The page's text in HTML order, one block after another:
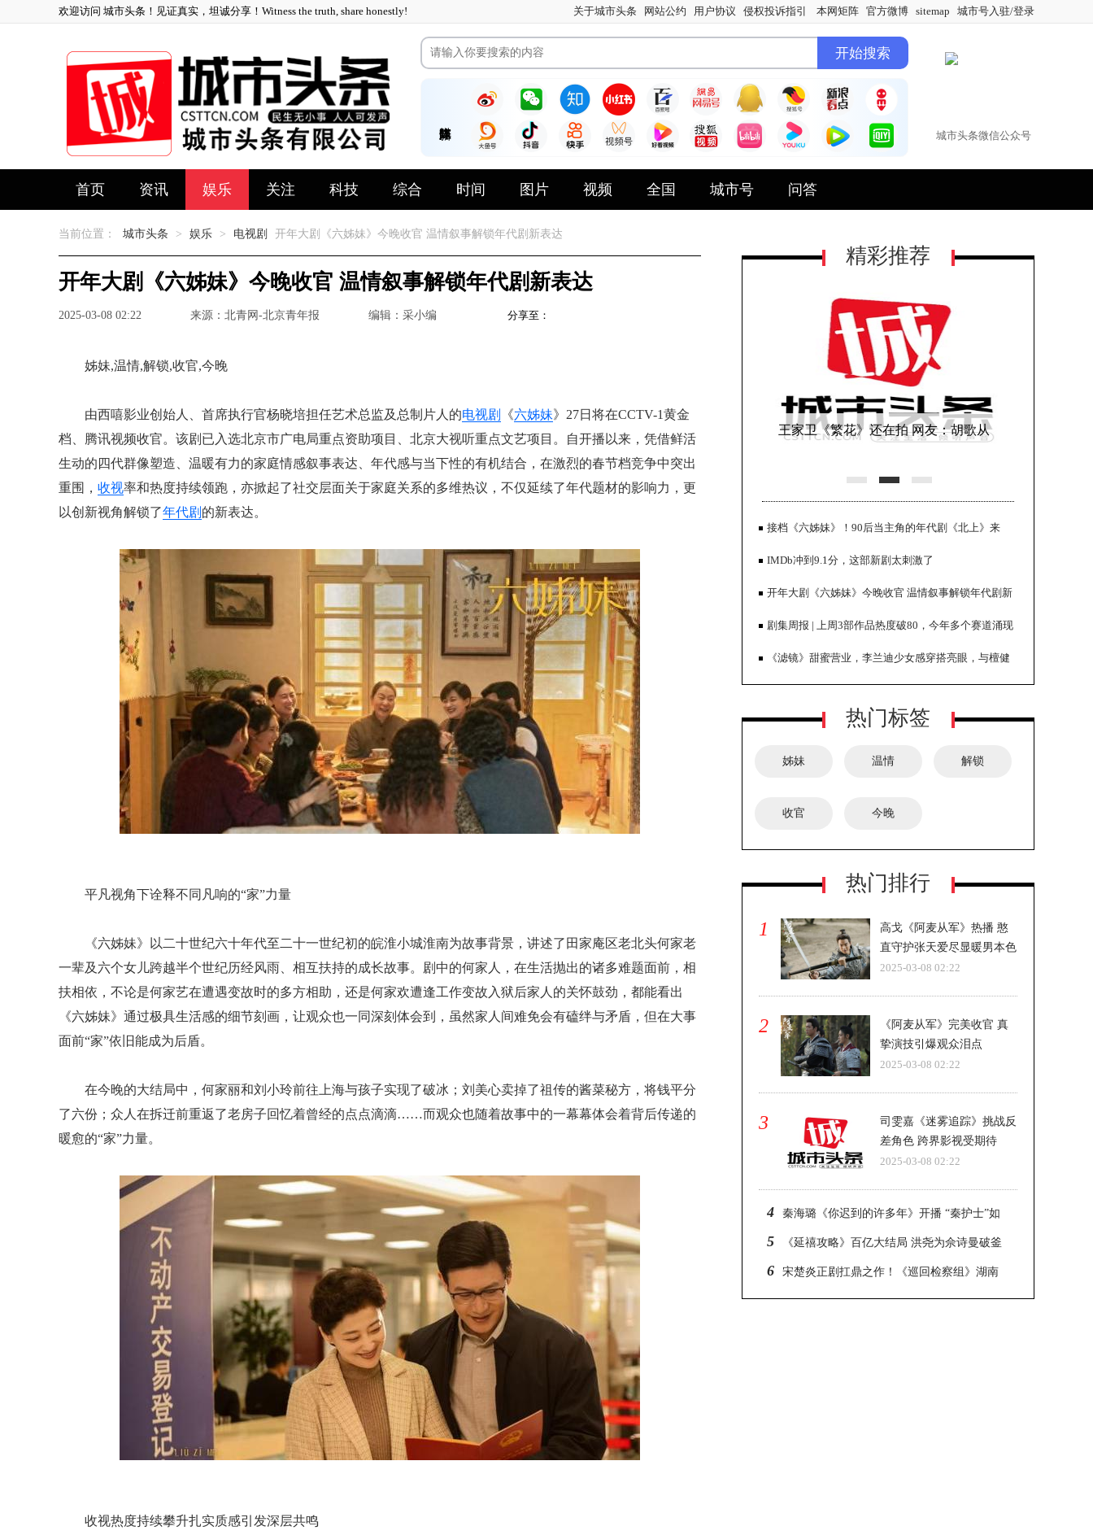
欢迎访问 城市头条！见证真实，坦诚分享！Witness the truth, share honestly! 关于城市头条 网站公约 用户协议 侵权投诉指引 本网矩阵 官方微博 sitemap 城市号入驻/登录
城市头条微信公众号
首页 资讯 娱乐 关注 科技 综合 时间 图片 视频 全国 城市号 问答
当前位置： 城市头条 > 娱乐 > 电视剧 开年大剧《六姊妹》今晚收官 温情叙事解锁年代剧新表达
开年大剧《六姊妹》今晚收官 温情叙事解锁年代剧新表达
2025-03-08 02:22 来源：北青网-北京青年报 编辑：采小编 分享至：
姊妹,温情,解锁,收官,今晚
由西嘻影业创始人、首席执行官杨晓培担任艺术总监及总制片人的电视剧 《六姊妹》27日将在CCTV-1黄金
档、腾讯视频收官。该剧已入选北京市广电局重点资助项目、北京大视听重点文艺项目。自开播以来，凭借鲜活
生动的四代群像塑造、温暖有力的家庭情感叙事表达、年代感与当下性的有机结合，在激烈的春节档竞争中突出
重围， 收视率和热度持续领跑，亦掀起了社交层面关于家庭关系的多维热议，不仅延续了年代题材的影响力，更
以创新视角解锁了年代剧 的新表达。
平凡视角下诠释不同凡响的“家”力量
《六姊妹》以二十世纪六十年代至二十一世纪初的皖淮小城淮南为故事背景，讲述了田家庵区老北头何家老
一辈及六个女儿跨越半个世纪历经风雨、相互扶持的成长故事。剧中的何家人，在生活抛出的诸多难题面前，相
扶相依，不论是何家艺在遭遇变故时的多方相助，还是何家欢遭逢工作变故入狱后家人的关怀鼓劲，都能看出
《六姊妹》通过极具生活感的细节刻画，让观众也一同深刻体会到，虽然家人间难免会有磕绊与矛盾，但在大事
面前“家”依旧能成为后盾。
在今晚的大结局中，何家丽和刘小玲前往上海与孩子实现了破冰；刘美心卖掉了祖传的酱菜秘方，将钱平分
了六份；众人在拆迁前重返了老房子回忆着曾经的点点滴滴……而观众也随着故事中的一幕幕体会着背后传递的
暖愈的“家”力量。
收视热度持续攀升扎实质感引发深层共鸣
精彩推荐
王家卫《繁花》还在拍 网友：胡歌从
院》档期未定
接档《六姊妹》！90后当主角的年代剧《北上》来
了，胡军扛大旗
IMDb冲到9.1分，这部新剧太刺激了
开年大剧《六姊妹》今晚收官 温情叙事解锁年代剧新
表达剧集周报 | 上周3部作品热度破80，今年多个赛道涌现
高口碑佳作
《滤镜》甜蜜营业，李兰迪少女感穿搭亮眼，与檀健
次同框超搭！
热门标签
姊妹 温情 解锁
收官 今晚
热门排行
1
高戈《阿麦从军》热播 憨
直守护张天爱尽显暖男本色
2025-03-08 02:22
2
《阿麦从军》完美收官 真
挚演技引爆观众泪点
2025-03-08 02:22
3
司雯嘉《迷雾追踪》挑战反
差角色 跨界影视受期待
2025-03-08 02:22
4 秦海璐《你迟到的许多年》开播 “秦护士”如
约上线
5 《延禧攻略》百亿大结局 洪尧为佘诗曼破釜
沉舟
6 宋楚炎正剧扛鼎之作！《巡回检察组》湖南
卫视震撼开播